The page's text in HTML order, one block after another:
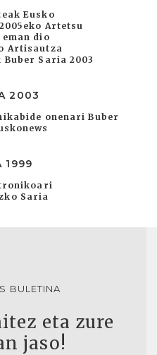
Eusko
Artetsu
dio
Artisautza
Saria 2003
2003
onenari Buber
1999
Saria
BULETINA
eta zure
jaso!